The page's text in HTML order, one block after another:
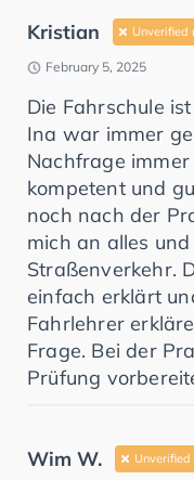
Kristian Unverified
February 5, 2025
Die Fahrschule
Ina war immer
Nachfrage
kompetent und
noch nach der
mich an alles
Straßenverkehr.
einfach erklärt
Fahrlehrer
Frage. Bei der
Prüfung
Wim W.